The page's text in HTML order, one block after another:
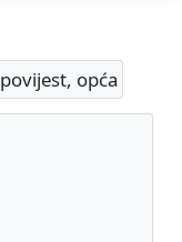
opća